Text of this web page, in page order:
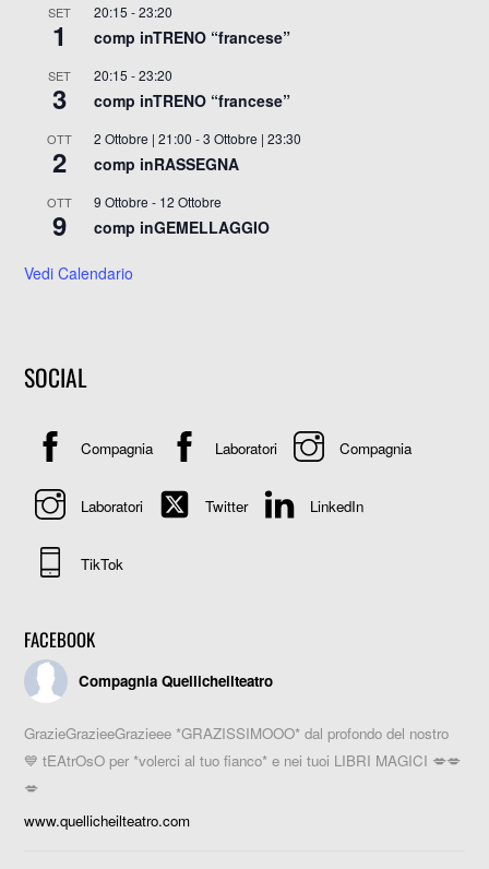
SET
1
20:15 -23:20
comp inTRENO “francese”
SET
3
20:15 -23:20
comp inTRENO “francese”
OTT
2
2 Ottobre | 21:00 -3 Ottobre | 23:30
comp inRASSEGNA
OTT
9
9 Ottobre - 12 Ottobre
comp inGEMELLAGGIO
Vedi Calendario
SOCIAL
Compagnia Laboratori Compagnia
Laboratori Twitter LinkedIn
TikTok
FACEBOOK
Compagnia Quellicheilteatro
GrazieGrazieeGrazieee *GRAZISSIMOOO* dal profondo del nostro
💙 tEAtrOsO per *volerci al tuo fianco* e nei tuoi LIBRI MAGICI 💋💋
💋
www.quellicheilteatro.com